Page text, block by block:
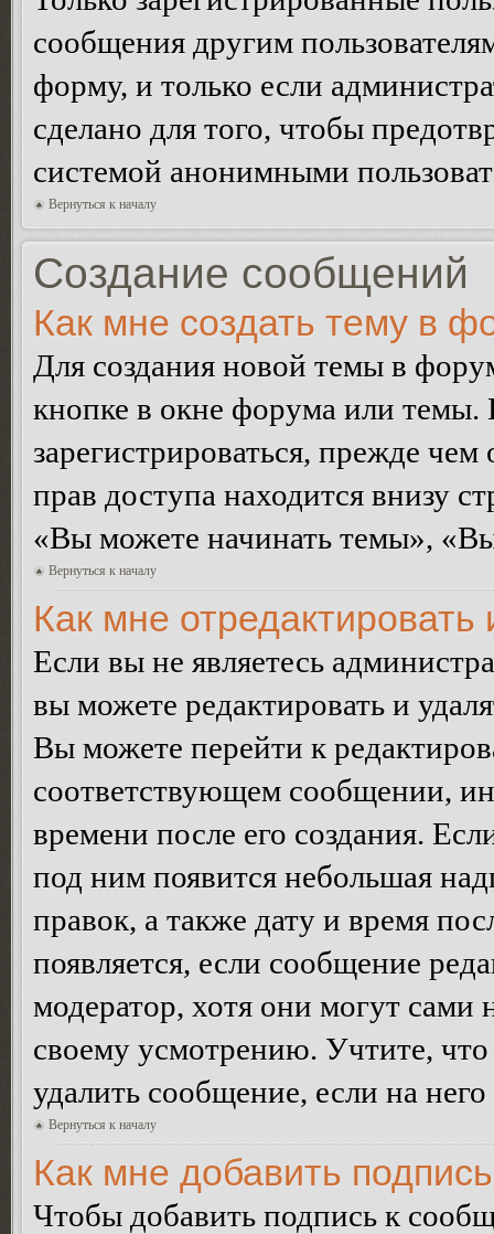
сообщения другим
форму, и только если
сделано для того, чтобы
системой анонимными
Вернуться к началу
Создание сообщений
Как мне создать тему в
Для создания новой темы в
кнопке в окне форума или
зарегистрироваться, прежде
прав доступа находится внизу
«Вы можете начинать темы»,
Вернуться к началу
Как мне
Если вы не являетесь
вы можете редактировать и
Вы можете перейти к
соответствующем сообщении,
времени после его создания.
под ним появится небольшая
правок, а также дату и время
появляется, если сообщение
модератор, хотя они могут сами
своему усмотрению. Учтите,
удалить сообщение, если на
Вернуться к началу
Как мне добавить
Чтобы добавить подпись к